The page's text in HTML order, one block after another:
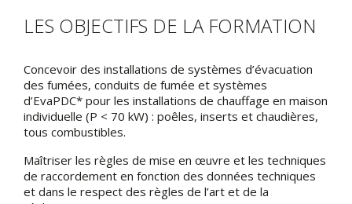
LES OBJECTIFS DE LA FORMATION
Concevoir des installations de systèmes d’évacuation
des fumées, conduits de fumée et systèmes
d’EvaPDC* pour les installations de chauffage en maison
individuelle (P < 70 kW) : poêles, inserts et chaudières,
tous combustibles.
Maîtriser les règles de mise en œuvre et les techniques
de raccordement en fonction des données techniques
et dans le respect des règles de l’art et de la